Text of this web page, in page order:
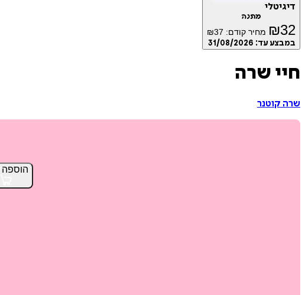
דיגיטלי
מתנה
₪32 מחיר קודם: ₪37
במבצע עד: 31/08/2026
הוספה
חיי שרה
שרה קוטנר